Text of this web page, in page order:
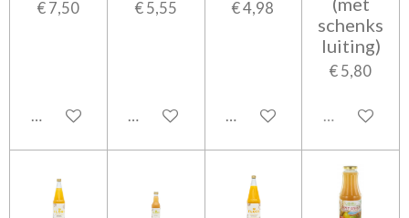
€ 7,50
In winkelwagen
€ 5,55
In winkelwagen
€ 4,98
In winkelwagen
schenks
luiting)
€ 5,80
Uitverkocht